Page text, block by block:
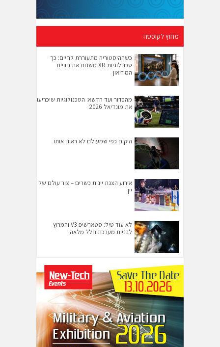
מחוץ לקופסה
כשההיסטוריה מתעוררת לחיים: כך
טכנולוגיות XR משנות את חוויית
המוזיאון
מהכדור ועד הדשא: הטכנולוגיות שיכריעו
את מונדיאל 2026
היקום כפי שמעולם לא ראינו אותו
אירוע הצגת יינות כשרים – צור עולם של
יין
לא עוד טיל: סטארשיפ V3 והמרוץ
לבניית מערכת חלל מלאה